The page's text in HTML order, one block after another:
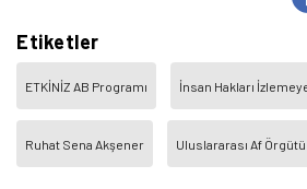
Etiketler
ETKİNİZ AB Programı İnsan Hakları
Ruhat Sena Akşener Uluslararası Af